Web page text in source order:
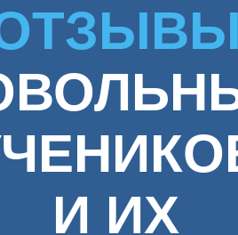
И ИХ